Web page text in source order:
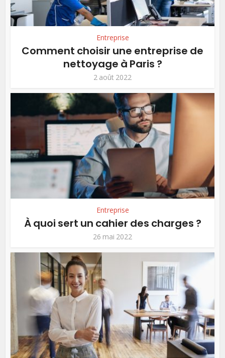
Entreprise
Comment choisir une entreprise de
nettoyage à Paris ?
2 août 2022
Entreprise
À quoi sert un cahier des charges ?
26 mai 2022